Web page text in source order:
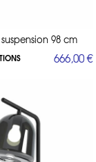
98 cm
666,00 €